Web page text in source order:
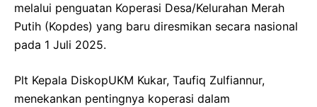
melalui penguatan Koperasi Desa/Kelurahan Merah
Putih (Kopdes) yang baru diresmikan secara nasional
pada 1 Juli 2025.
Plt Kepala DiskopUKM Kukar, Taufiq Zulfiannur,
menekankan pentingnya koperasi dalam